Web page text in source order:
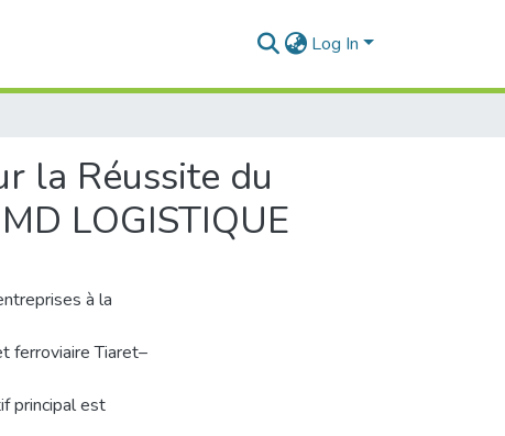
Log In
la Réussite du
LOGISTIQUE
à la
ferroviaire Tiaret–
principal est